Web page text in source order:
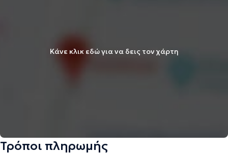
Κάνε κλικ εδώ για να δεις τον χάρτη
Τρόποι πληρωμής